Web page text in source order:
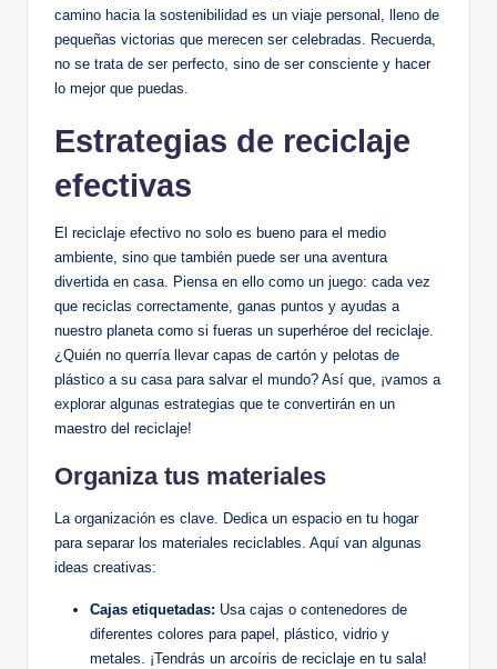
camino hacia la sostenibilidad es un viaje personal, lleno de
pequeñas victorias que merecen ser celebradas. Recuerda,
no se trata de ser perfecto, sino de ser consciente y hacer
lo mejor que puedas.
Estrategias de reciclaje
efectivas
El reciclaje efectivo no solo es bueno para el medio
ambiente, sino que también puede ser una aventura
divertida en casa. Piensa en ello como un juego: cada vez
que reciclas correctamente, ganas puntos y ayudas a
nuestro planeta como si fueras un superhéroe del reciclaje.
¿Quién no querría llevar capas de cartón y pelotas de
plástico a su casa para salvar el mundo? Así que, ¡vamos a
explorar algunas estrategias que te convertirán en un
maestro del reciclaje!
Organiza tus materiales
La organización es clave. Dedica un espacio en tu hogar
para separar los materiales reciclables. Aquí van algunas
ideas creativas:
Cajas etiquetadas: Usa cajas o contenedores de
diferentes colores para papel, plástico, vidrio y
metales. ¡Tendrás un arcoíris de reciclaje en tu sala!